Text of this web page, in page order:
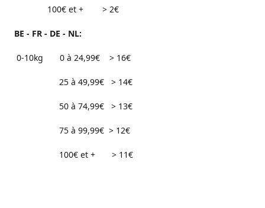
100€ et + > 2€
BE - FR - DE - NL:
0-10kg 0 à 24,99€ > 16€
25 à 49,99€ > 14€
50 à 74,99€ > 13€
75 à 99,99€ > 12€
100€ et + > 11€